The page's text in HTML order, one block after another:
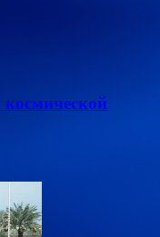
космической